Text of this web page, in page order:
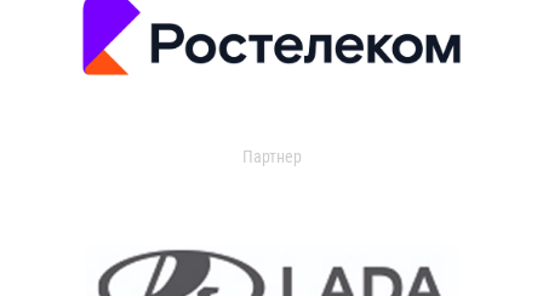
Партнер